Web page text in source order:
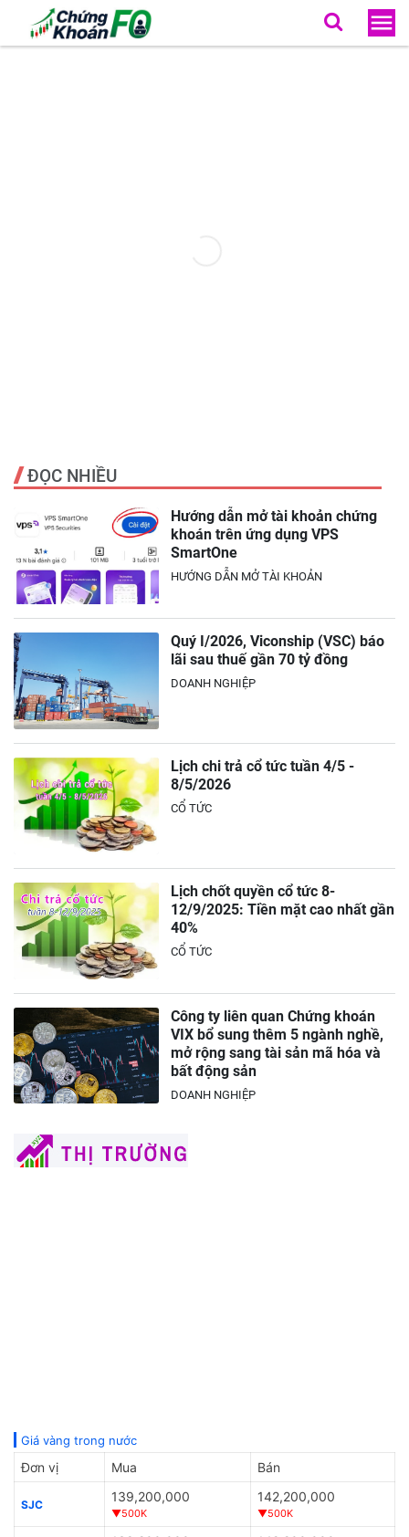
ĐỌC NHIỀU
Hướng dẫn mở tài khoản chứng
khoán trên ứng dụng VPS
SmartOne
HƯỚNG DẪN MỞ TÀI KHOẢN
Quý I/2026, Viconship (VSC) báo
lãi sau thuế gần 70 tỷ đồng
DOANH NGHIỆP
Lịch chi trả cổ tức tuần 4/5 -
8/5/2026
CỔ TỨC
Lịch chốt quyền cổ tức 8-
12/9/2025: Tiền mặt cao nhất gần
40%
CỔ TỨC
Công ty liên quan Chứng khoán
VIX bổ sung thêm 5 ngành nghề,
mở rộng sang tài sản mã hóa và
bất động sản
DOANH NGHIỆP
Giá vàng trong nước
Đơn vị Mua Bán
SJC
139,200,000
▼500K
142,200,000
▼500K